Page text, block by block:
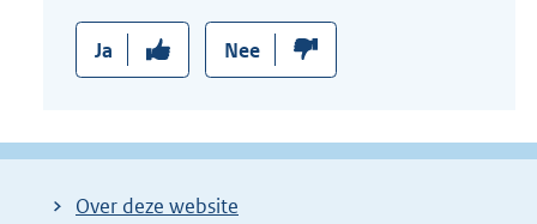
Ja Nee
Over deze website